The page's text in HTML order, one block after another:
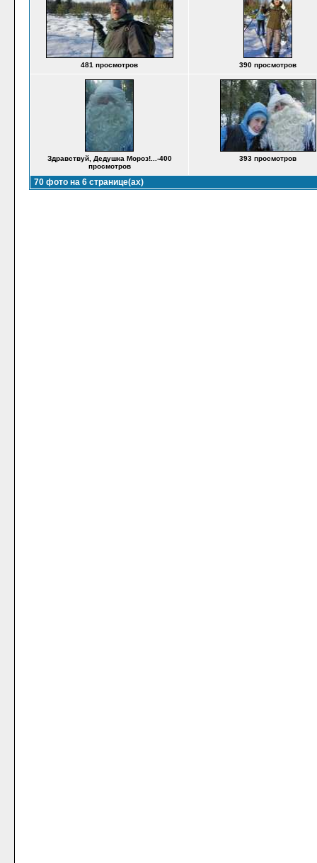
481 просмотров 390 просмотров
Здравствуй, Дедушка Мороз!...-400
просмотров
393 просмотров
70 фото на 6 странице(ах)